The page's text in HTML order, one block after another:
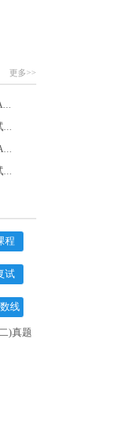
更多>>
...
...
程
试
线
)真题